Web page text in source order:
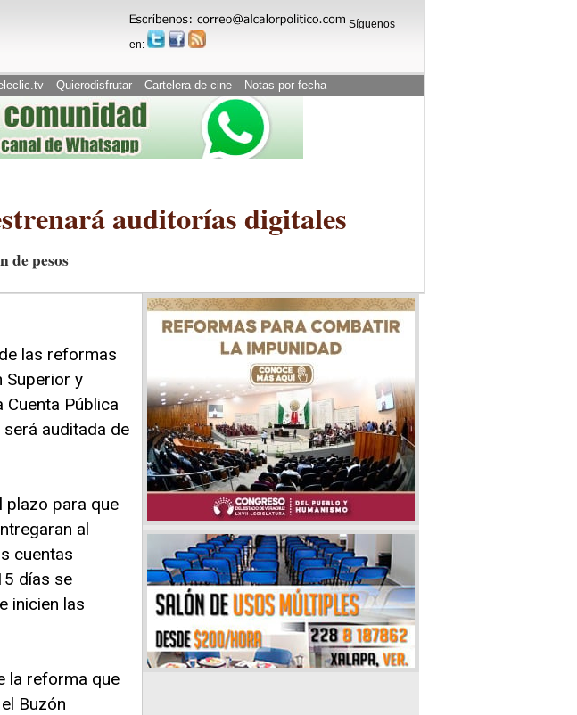
Síguenos
en:
Quierodisfrutar Cartelera de cine Notas por fecha
auditorías digitales
de pesos
las reformas
Superior y
Cuenta Pública
auditada de
plazo para que
al
cuentas
días se
inicien las
la reforma que
Buzón